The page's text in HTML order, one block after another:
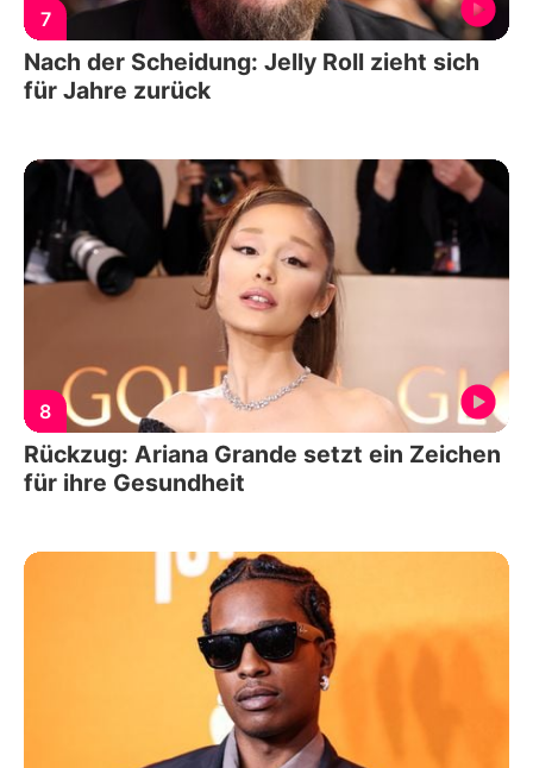
7
Nach der Scheidung: Jelly Roll zieht sich
für Jahre zurück
8
Rückzug: Ariana Grande setzt ein Zeichen
für ihre Gesundheit